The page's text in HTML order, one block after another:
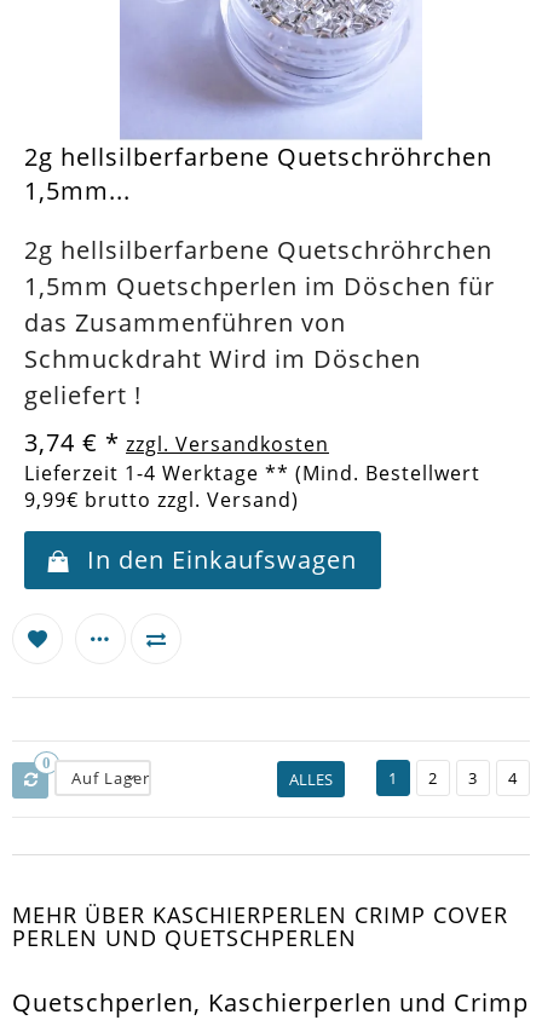
2g hellsilberfarbene Quetschröhrchen
1,5mm...
2g hellsilberfarbene Quetschröhrchen
1,5mm Quetschperlen im Döschen für
das Zusammenführen von
Schmuckdraht Wird im Döschen
geliefert !
3,74 € * zzgl. Versandkosten
Lieferzeit 1-4 Werktage ** (Mind. Bestellwert
9,99€ brutto zzgl. Versand)
In den Einkaufswagen
0
Auf Lager ALLES 1 2 3 4
MEHR ÜBER KASCHIERPERLEN CRIMP COVER
PERLEN UND QUETSCHPERLEN
Quetschperlen, Kaschierperlen und Crimp